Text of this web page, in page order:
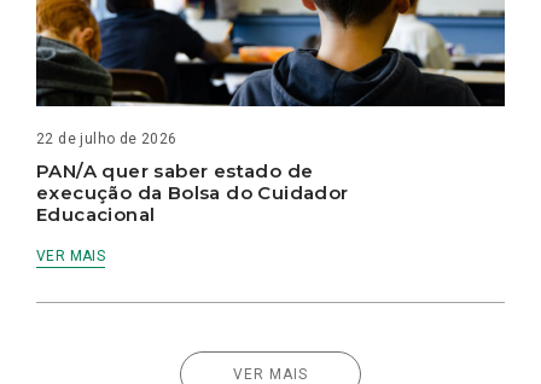
22 de julho de 2026
PAN/A quer saber estado de
execução da Bolsa do Cuidador
Educacional
VER MAIS
VER MAIS